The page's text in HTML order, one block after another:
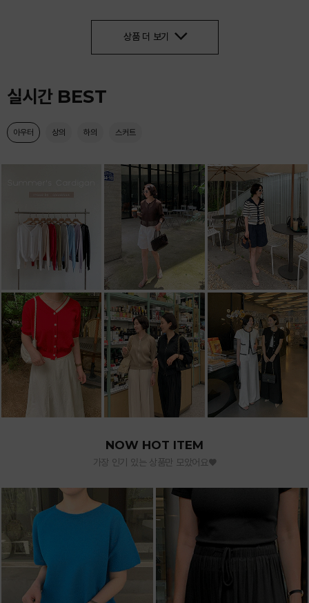
상품 더 보기
실시간 BEST
아우터 상의 하의 스커트
NOW HOT ITEM
가장 인기 있는 상품만 모았어요♥